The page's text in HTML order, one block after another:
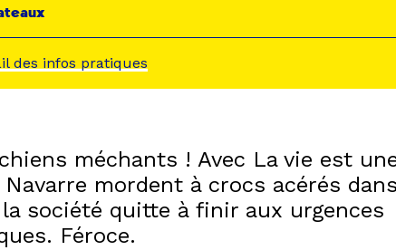
des infos pratiques
méchants ! Avec La vie est
Navarre mordent à crocs acérés
société quitte à finir aux urgences
Féroce.